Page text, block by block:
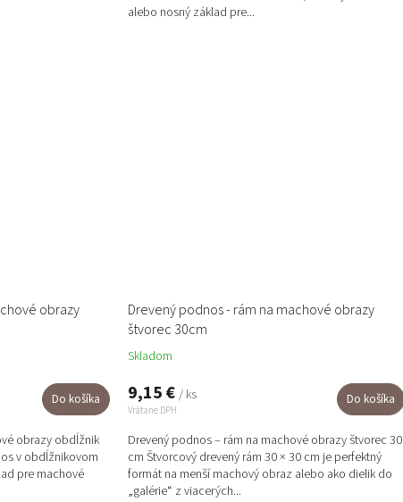
alebo nosný základ pre...
obrazy
Do košíka
obrazy obdĺžnik
v obdĺžnikovom
pre machové
Drevený podnos - rám na machové obrazy
štvorec 30cm
Skladom
9,15 € / ks
Vrátane DPH
Do košíka
Drevený podnos – rám na machové obrazy štvorec 30
cm Štvorcový drevený rám 30 × 30 cm je perfektný
formát na menší machový obraz alebo ako dielik do
„galérie“ z viacerých...